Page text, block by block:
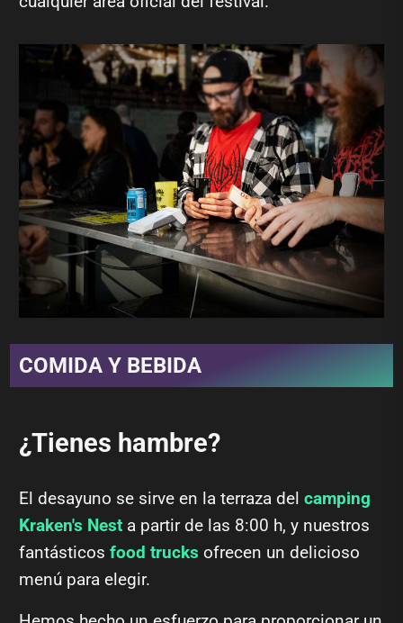
COMIDA Y BEBIDA
¿Tienes hambre?
El desayuno se sirve en la terraza del camping
Kraken's Nesta partir de las 8:00 h, y nuestros
fantásticos food trucks ofrecen un delicioso
menú para elegir.